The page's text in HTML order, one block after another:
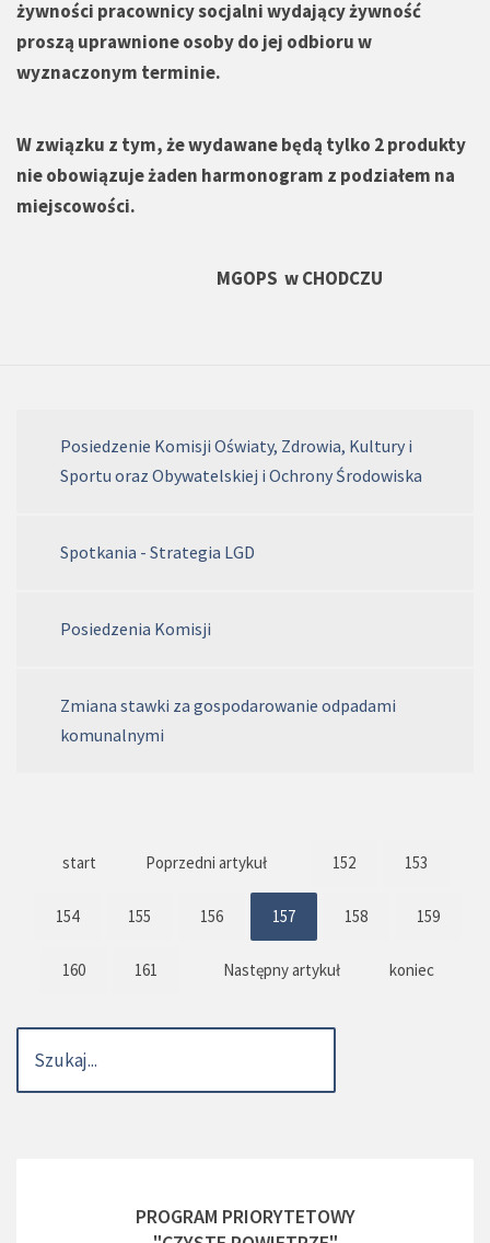
żywności pracownicy socjalni wydający żywność
proszą uprawnione osoby do jej odbioru w
wyznaczonym terminie.
W związku z tym, że wydawane będą tylko 2 produkty
nie obowiązuje żaden harmonogram z podziałem na
miejscowości.
MGOPS w CHODCZU
Posiedzenie Komisji Oświaty, Zdrowia, Kultury i
Sportu oraz Obywatelskiej i Ochrony Środowiska
Spotkania - Strategia LGD
Posiedzenia Komisji
Zmiana stawki za gospodarowanie odpadami
komunalnymi
start Poprzedni artykuł 152 153
154 155 156 157 158 159
160 161 Następny artykuł koniec
PROGRAM PRIORYTETOWY